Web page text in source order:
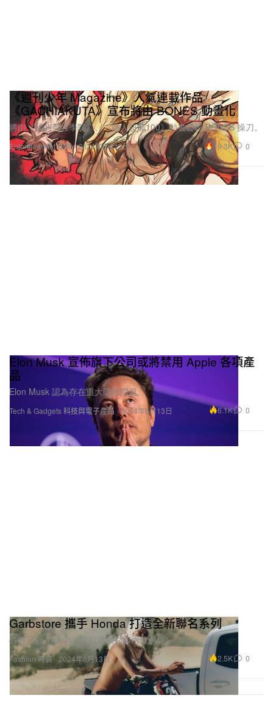
Entertainment 娛樂
《週刊少年 Magazine》人氣連載作品
《GACHIAKUTA》宣布將由 BONES 動畫化
將由《我的英雄學院》、《路人超能100》動畫公司 BONES 操刀。
2024年6月13日 19.3K 0
Tech & Gadgets 科技與電子產品
Elon Musk 宣佈旗下公司或將禁用 Apple 各項產
品
Elon Musk 認為存在重大隱私問題。
2024年6月13日 6.1K 0
Fashion 時裝
Garbstore 攜手 Honda 打造全新聯名系列
共有三款 T-Shirt、兩款運動衫和兩款包袋。
2024年6月13日 2.5K 0